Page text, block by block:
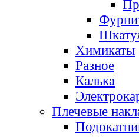
Химикаты
Разное
Калька
Плечевые